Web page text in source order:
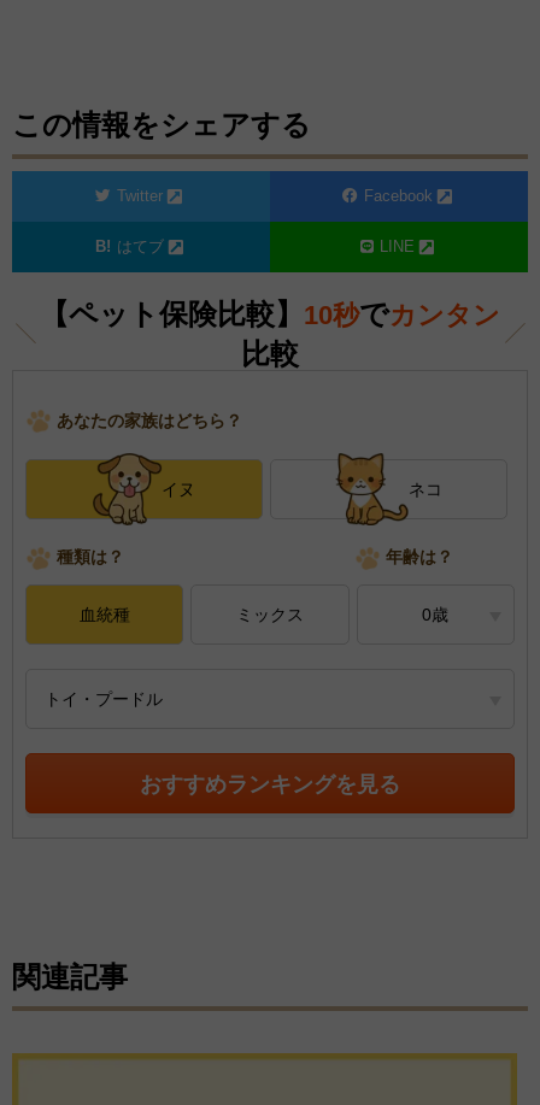
この情報をシェアする
Twitter Facebook
はてブ LINE
【ペット保険比較】 10秒でカンタン
比較
あなたの家族はどちら？
イヌ ネコ
種類は？ 年齢は？
血統種 ミックス 0歳
トイ・プードル
おすすめランキングを見る
関連記事